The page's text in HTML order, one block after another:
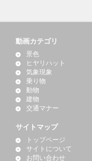
動画カテゴリ
景色
ヒヤリハット
気象現象
乗り物
動物
建物
交通マナー
サイトマップ
トップページ
サイトについて
お問い合わせ